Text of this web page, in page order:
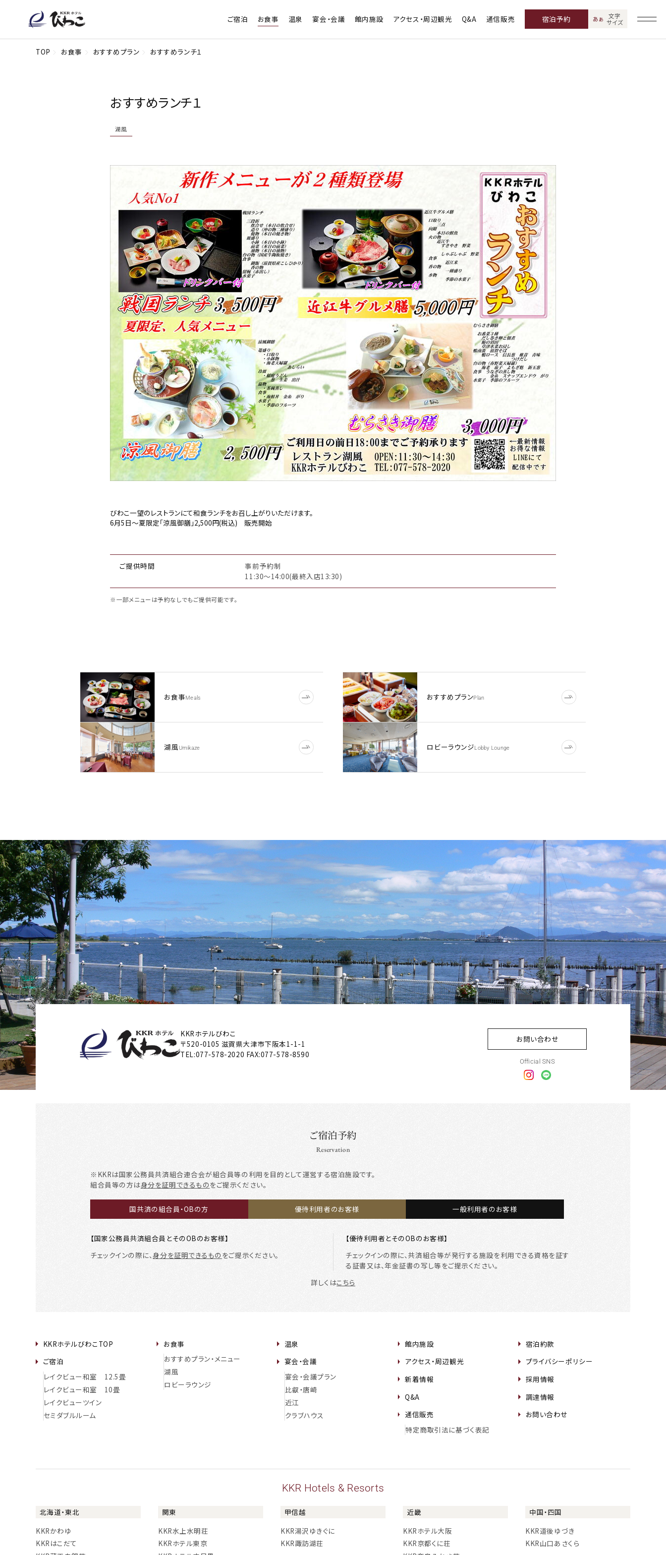
ご宿泊 お食事 温泉 宴会・会議 館内施設 アクセス・周辺観光 Q&A 通信販売 宿泊予約 あ あ 文字
サイズ
TOP お食事 おすすめプラン おすすめランチ１
おすすめランチ１
湖風
びわこ一望のレストランにて和食ランチをお召し上がりいただけます。
6月5日～夏限定「涼風御膳」2,500円(税込) 販売開始
ご提供時間
事前予約制
11:30～14:00(最終入店13:30)
※一部メニューは予約なしでもご提供可能です。
お食事Meals おすすめプランPlan
湖風 Umikaze ロビーラウンジLobby Lounge
KKRホテルびわこ
〒520-0105 滋賀県大津市下阪本1-1-1
TEL:077-578-2020 FAX:077-578-8590
お問い合わせ
Official SNS
ご宿泊予約
Reservation
※KKRは国家公務員共済組合連合会が組合員等の利用を目的として運営する宿泊施設です。
組合員等の方は身分を証明できるものをご提示ください。
国共済の組合員・OBの方 優待利用者のお客様 一般利用者のお客様
【国家公務員共済組合員とそのOBのお客様】
チェックインの際に、身分を証明できるものをご提示ください。
【優待利用者とそのOBのお客様】
チェックインの際に、共済組合等が発行する施設を利用できる資格を証す
る証書又は、年金証書の写し等をご提示ください。
詳しくはこちら
KKRホテルびわこTOP
ご宿泊
レイクビュー和室 12.5畳
レイクビュー和室 10畳
レイクビューツイン
セミダブルルーム
お食事
おすすめプラン・メニュー
湖風
ロビーラウンジ
温泉
宴会・会議
宴会・会議プラン
比叡・唐崎
近江
クラブハウス
館内施設
アクセス・周辺観光
新着情報
Q&A
通信販売
特定商取引法に基づく表記
宿泊約款
プライバシーポリシー
採用情報
調達情報
お問い合わせ
KKR Hotels & Resorts
北海道・東北
KKRかわゆ
KKRはこだて
関東
KKR水上水明荘
KKRホテル東京
甲信越
KKR湯沢ゆきぐに
KKR諏訪湖荘
近畿
KKRホテル大阪
KKR京都くに荘
中国・四国
KKR道後ゆづき
KKR山口あさくら